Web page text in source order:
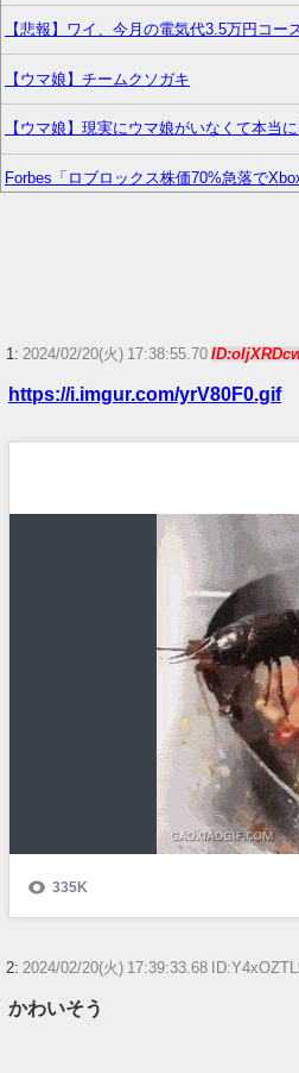
【悲報】ワイ、今月の電気代3.5万円コー
【ウマ娘】チームクソガキ
【ウマ娘】現実にウマ娘がいなくて本当
Forbes「ロブロックス株価70%急落で
る…」
『ガンダム』について全く知らないけど
【艦これ】E4とE5はどっちの方が難しい
【ウマ娘】ディザイアの謎ポーズ、完全
【競馬】G1・2勝 アスコリピチェーノ
Powered by livedoor 相互RSS
1: 2024/02/20(火) 17:38:55.70
https://i.imgur.com/yrV80F0.gif
2: 2024/02/20(火) 17:39:33.68
かわいそう